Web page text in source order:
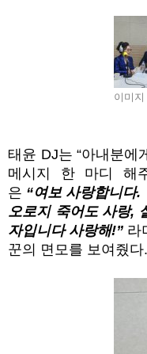
이미지
태윤 DJ는“아내분에
메시지 한 마디 해
은 “여보 사랑합니다.
오로지 죽어도 사랑,
자입니다 사랑해!” 라
꾼의 면모를 보여줬다.